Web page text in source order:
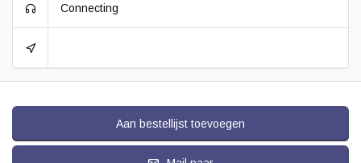
Connecting
Aan bestellijst toevoegen